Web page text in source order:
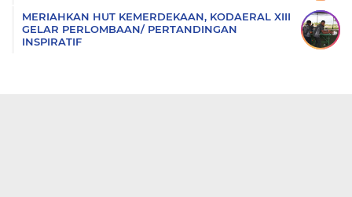
MERIAHKAN HUT KEMERDEKAAN, KODAERAL XIII
GELAR PERLOMBAAN/ PERTANDINGAN
INSPIRATIF